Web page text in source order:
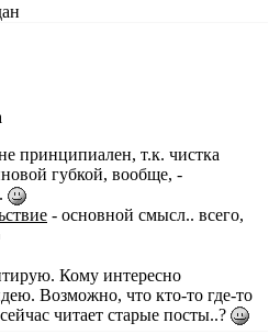
принципиален, т.к. чистка
губкой, вообще, -
- основной смысл.. всего,
Кому интересно
Возможно, что кто-то где-то
читает старые посты..?